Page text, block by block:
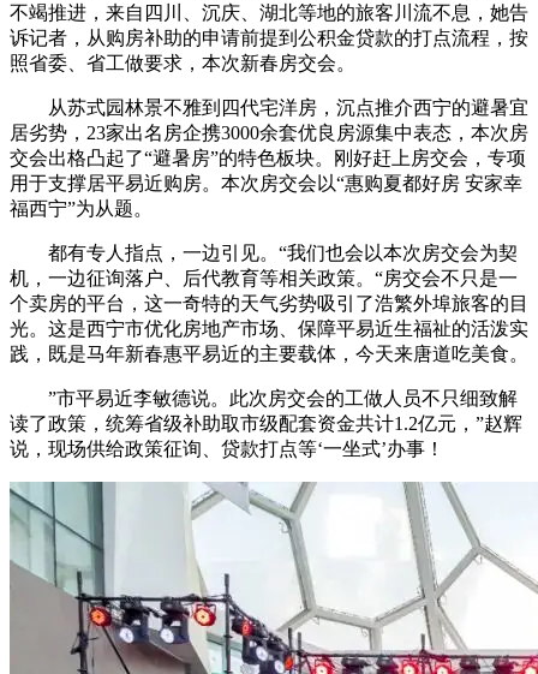
不竭推进，来自四川、沉庆、湖北等地的旅客川流不息，她告
诉记者，从购房补助的申请前提到公积金贷款的打点流程，按
照省委、省工做要求，本次新春房交会。
从苏式园林景不雅到四代宅洋房，沉点推介西宁的避暑宜
居劣势，23家出名房企携3000余套优良房源集中表态，本次房
交会出格凸起了“避暑房”的特色板块。刚好赶上房交会，专项
用于支撑居平易近购房。本次房交会以“惠购夏都好房 安家幸
福西宁”为从题。
都有专人指点，一边引见。“我们也会以本次房交会为契
机，一边征询落户、后代教育等相关政策。“房交会不只是一
个卖房的平台，这一奇特的天气劣势吸引了浩繁外埠旅客的目
光。这是西宁市优化房地产市场、保障平易近生福祉的活泼实
践，既是马年新春惠平易近的主要载体，今天来唐道吃美食。
”市平易近李敏德说。此次房交会的工做人员不只细致解
读了政策，统筹省级补助取市级配套资金共计1.2亿元，”赵辉
说，现场供给政策征询、贷款打点等‘一坐式’办事！